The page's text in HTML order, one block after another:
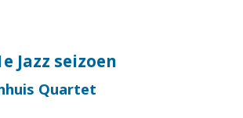
Jazz seizoen
Quartet